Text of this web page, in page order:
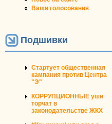
Ваши голосования
Подшивки
Стартует общественная
кампания против Центра
"Э"
КОРРУПЦИОННЫЕ уши
торчат в
законодательстве ЖКХ